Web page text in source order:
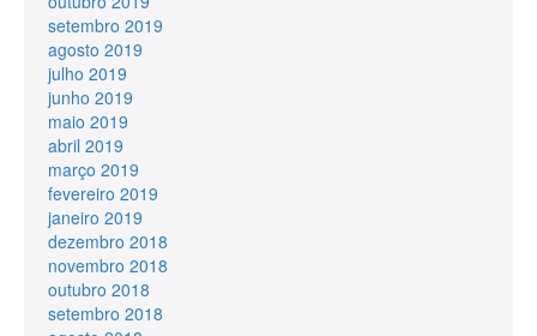
setembro 2019
agosto 2019
julho 2019
junho 2019
maio 2019
abril 2019
março 2019
fevereiro 2019
janeiro 2019
dezembro 2018
novembro 2018
outubro 2018
setembro 2018